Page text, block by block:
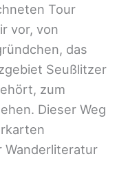
Tour
vor, von
das
Seußlitzer
zum
Dieser Weg
Wanderliteratur